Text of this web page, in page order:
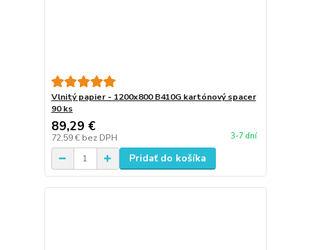
Vlnitý papier - 1200x800 B410G kartónový spacer
90 ks
89,29 €
72,59 € bez DPH 3-7 dní
Pridať do košíka